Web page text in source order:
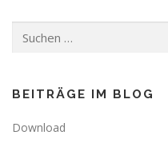
nach:
BEITRÄGE IM BLOG
Download